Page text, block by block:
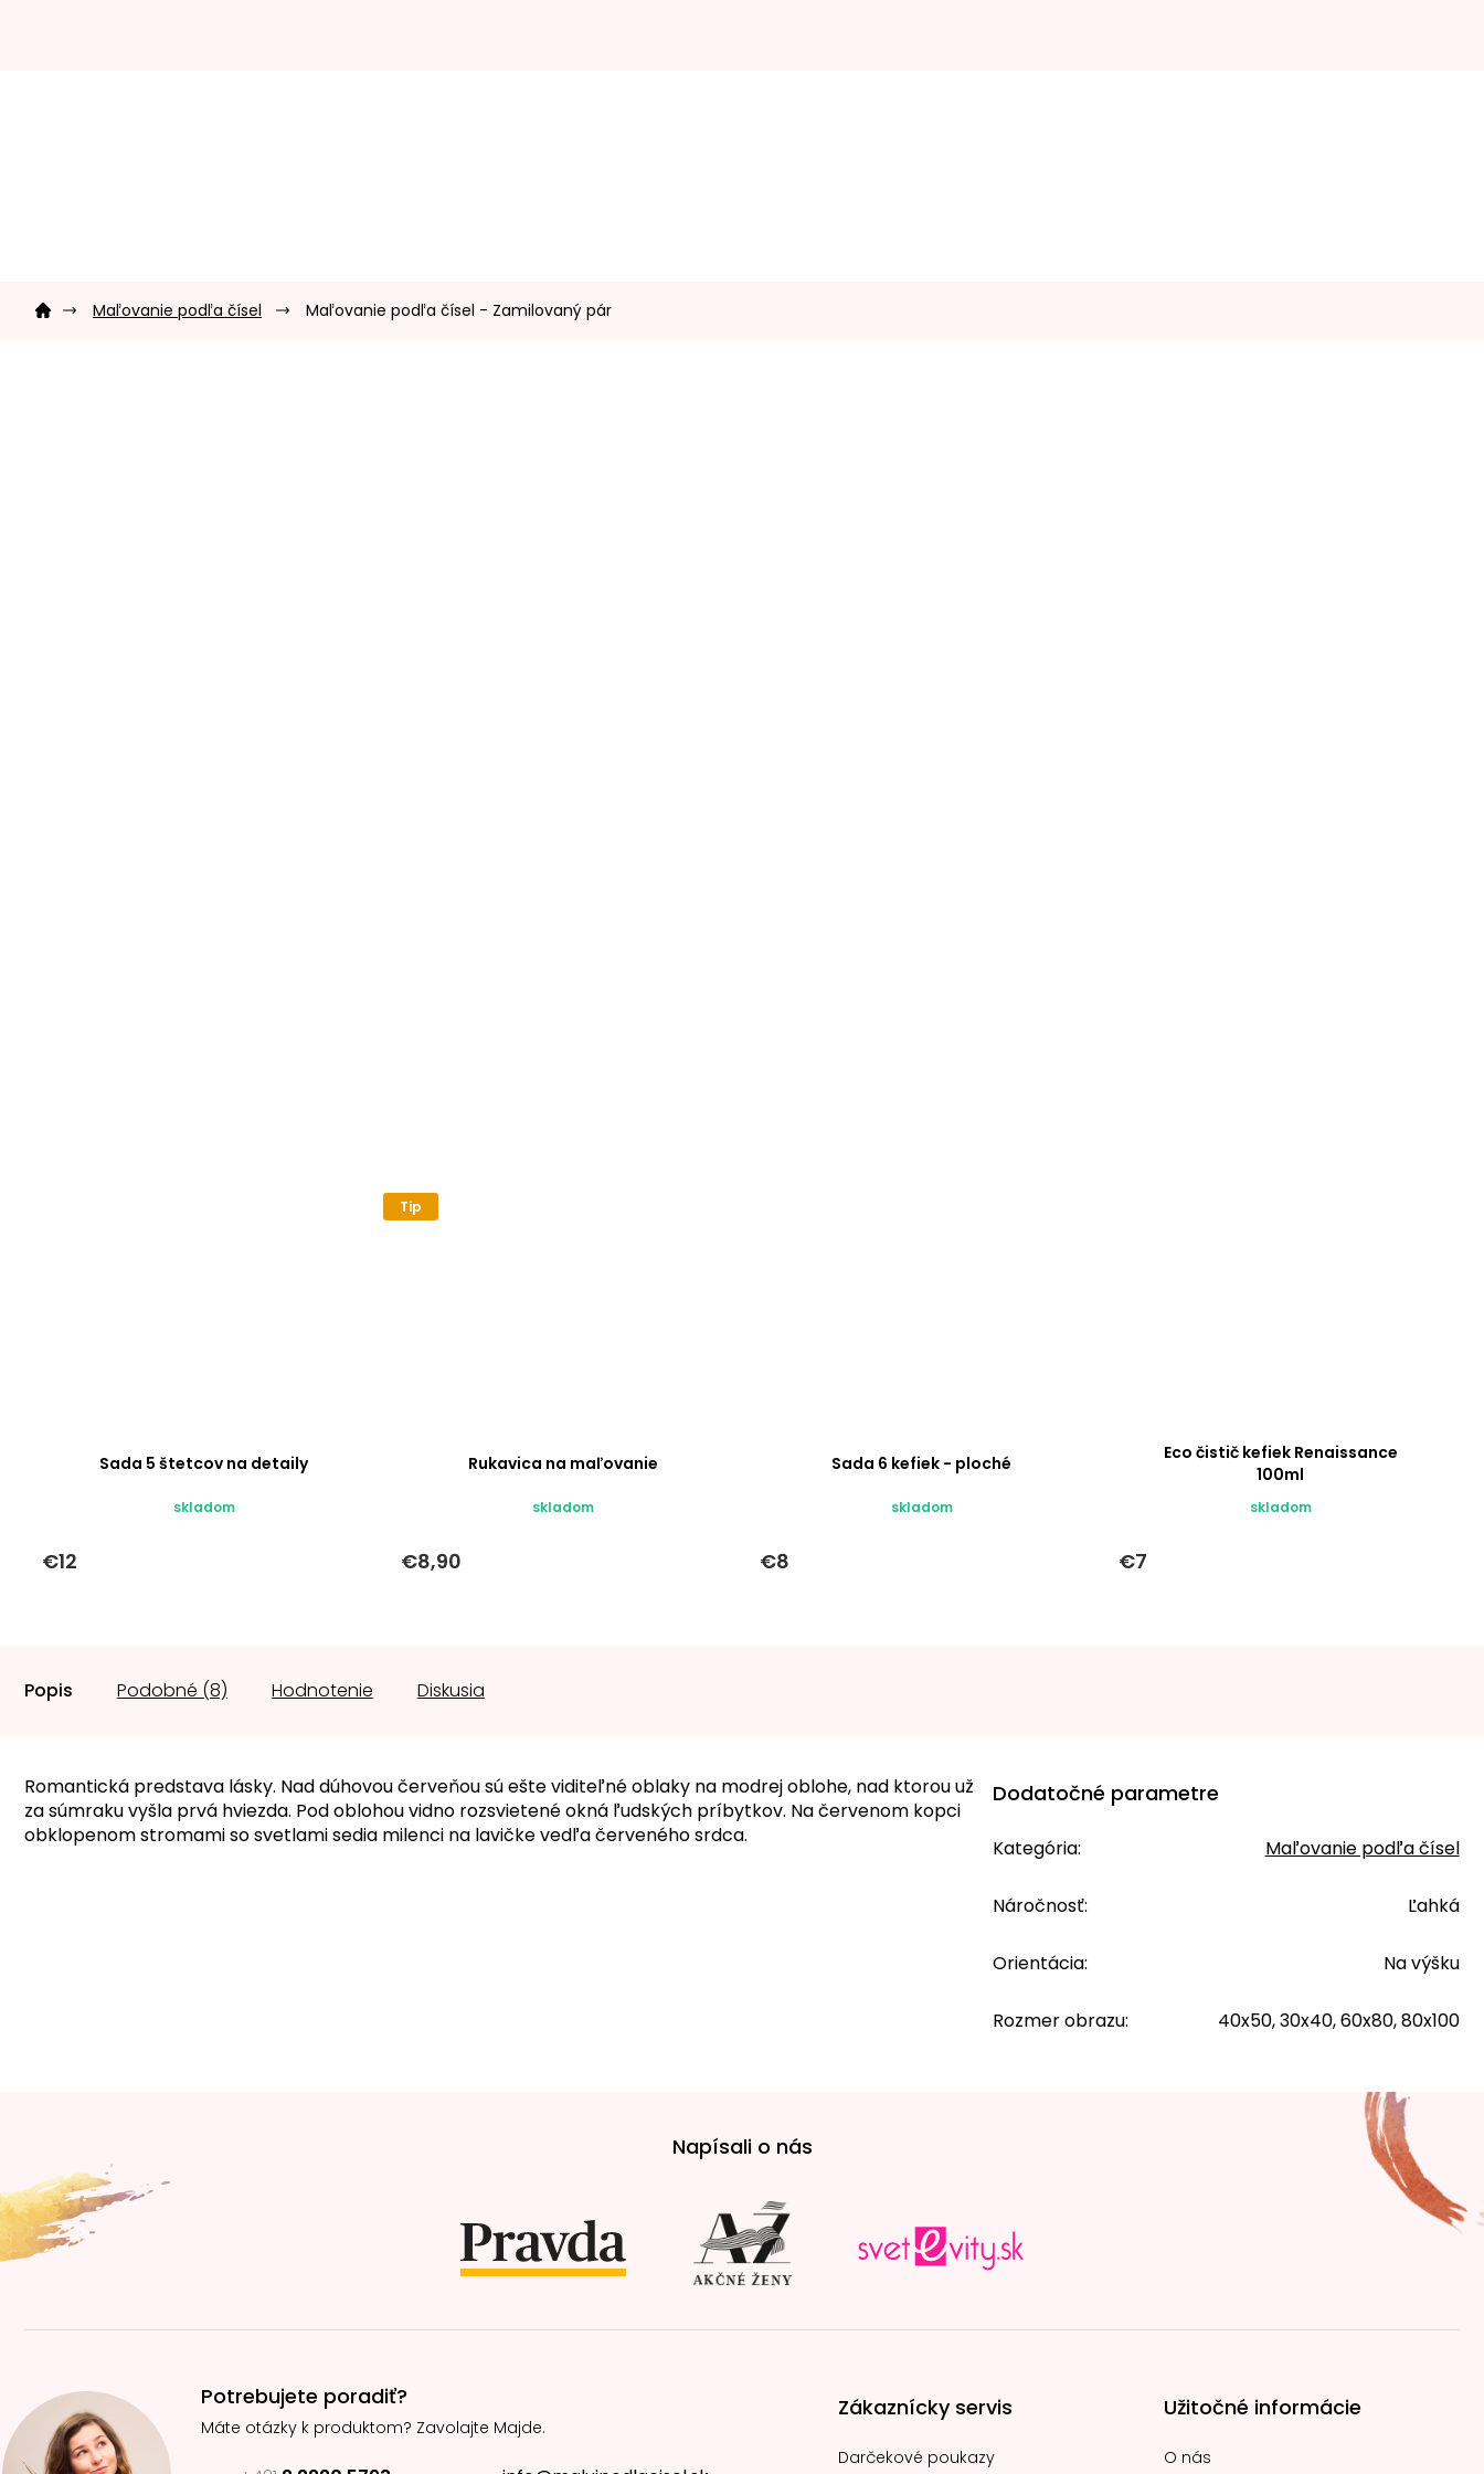
Domov Maľovanie podľa čísel Maľovanie podľa čísel - Zamilovaný pár
Sada 5 štetcov na detaily
skladom
€12
Tip
Rukavica na maľovanie
skladom
€8,90
Sada 6 kefiek - ploché
skladom
€8
Eco čistič kefiek Renaissance
100ml
skladom
€7
Popis Podobné (8) Hodnotenie Diskusia
Romantická predstava lásky. Nad dúhovou červeňou sú ešte viditeľné oblaky na modrej oblohe, nad ktorou už
za súmraku vyšla prvá hviezda. Pod oblohou vidno rozsvietené okná ľudských príbytkov. Na červenom kopci
obklopenom stromami so svetlami sedia milenci na lavičke vedľa červeného srdca.
Dodatočné parametre
Kategória: Maľovanie podľa čísel
Náročnosť: Ľahká
Orientácia: Na výšku
Rozmer obrazu: 40x50, 30x40, 60x80, 80x100
t
i
e
Napísali o nás
Potrebujete poradiť?
Máte otázky k produktom? Zavolajte Majde.
Zákaznícky servis
Darčekové poukazy
Užitočné informácie
O nás